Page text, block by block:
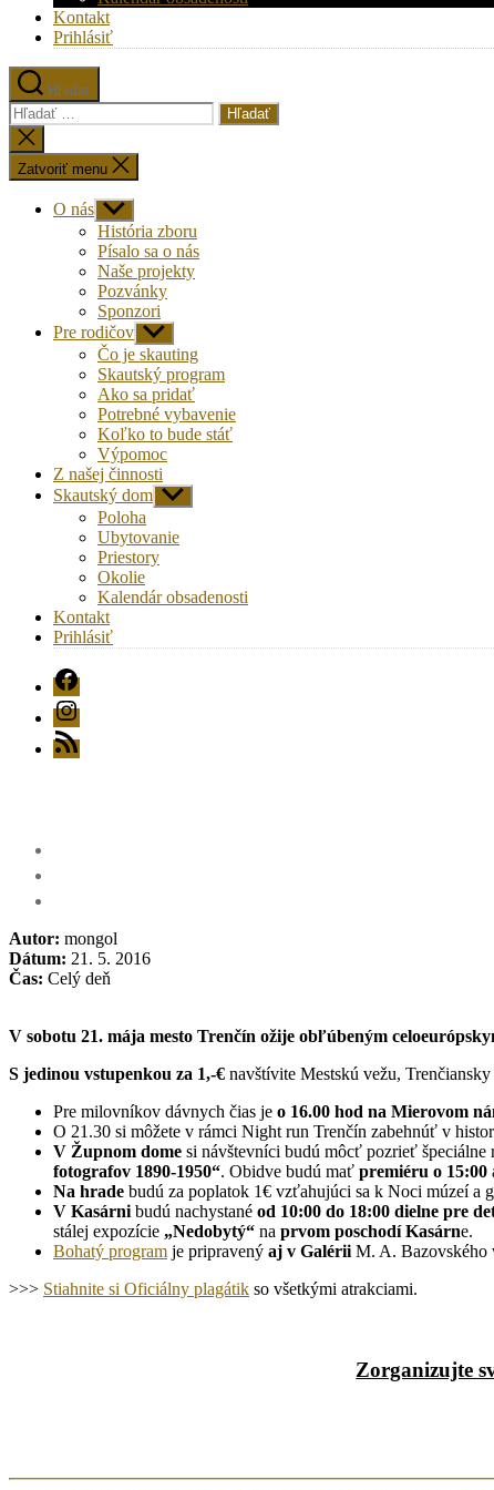
Kontakt
Prihlásiť
Hľadať
Vyhľadať:
Zatvoriť
vyhľadávanie
Zatvoriť menu
O nás Zobraziť
druhú
úroveň
navigácie
História zboru
Písalo sa o nás
Naše projekty
Pozvánky
Sponzori
Pre rodičov Zobraziť
druhú
úroveň
navigácie
Čo je skauting
Skautský program
Ako sa pridať
Potrebné vybavenie
Koľko to bude stáť
Výpomoc
Z našej činnosti
Skautský dom Zobraziť
druhú
úroveň
navigácie
Poloha
Ubytovanie
Priestory
Okolie
Kalendár obsadenosti
Kontakt
Prihlásiť
FB
Instagram
RSS
Autor: mongol
Dátum: 21. 5. 2016
Čas: Celý deň
V sobotu 21. mája mesto Trenčín ožije obľúbeným
S jedinou vstupenkou za 1,-€ navštívite Mestskú vežu,
Pre milovníkov dávnych čias je o 16.00 hod na Mierovom
O 21.30 si môžete v rámci Night run Trenčín zabehnúť v
V Župnom dome si návštevníci budú môcť pozrieť špeciálne
fotografov 1890-1950“. Obidve budú mať premiéru o 15:00
Na hrade budú za poplatok 1€ vzťahujúci sa k Noci múzeí a
V Kasárni budú nachystané od 10:00 do 18:00 dielne pre
stálej expozície „Nedobytý“ na prvom poschodí Kasárne.
Bohatý program je pripravený aj v Galérii M. A. Bazovského
>>> Stiahnite si Oficiálny plagátik so všetkými atrakciami.
Zorganizujte